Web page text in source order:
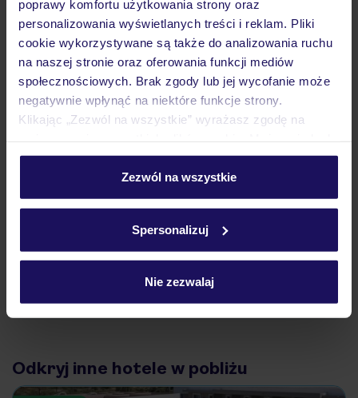
poprawy komfortu użytkowania strony oraz
personalizowania wyświetlanych treści i reklam. Pliki
cookie wykorzystywane są także do analizowania ruchu
na naszej stronie oraz oferowania funkcji mediów
społecznościowych. Brak zgody lub jej wycofanie może
negatywnie wpłynąć na niektóre funkcje strony.
Klikając „Zezwól na wszystkie” wyrażasz zgodę na
personalizować swój wybór wchodząc w zakładkę
Szczegółowe informacje o plikach cookie znajdziesz
Zezwól na wszystkie
Spersonalizuj
Nie zezwalaj
Atrakcje
Ważne informacje
Często zadawane pytania
Jak zmienić uczestników/osobę zgłaszającą?
Czy w Hotelu będzie przedstawiciel TUI?
pokładowe/bilety lotnicze?
Zobacz więcej
Odkryj inne hotele w pobliżu